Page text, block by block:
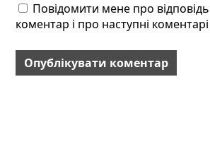
Повідомити мене про
коментар і про наступні